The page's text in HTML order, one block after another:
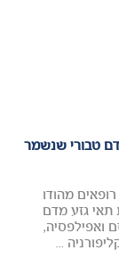
טבורי שנשמר
מהודו
תאי גזע מדם
ואפילפסיה,